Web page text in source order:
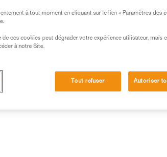
à tout moment en cliquant sur le lien « Paramètres des
de ces cookies peut dégrader votre expérience utilisateur, mais
à notre Site.
Tout refuser Autoriser